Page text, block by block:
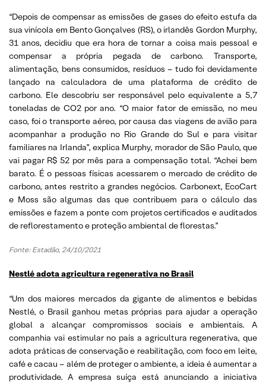
“Depois de compensar as emissões de gases do efeito estufa da
sua vinícola em Bento Gonçalves (RS), o irlandês Gordon Murphy,
31 anos, decidiu que era hora de tornar a coisa mais pessoal e
compensar a própria pegada de carbono. Transporte,
alimentação, bens consumidos, resíduos – tudo foi devidamente
lançado na calculadora de uma plataforma de crédito de
carbono. Ele descobriu ser responsável pelo equivalente a 5,7
toneladas de CO2 por ano. “O maior fator de emissão, no meu
caso, foi o transporte aéreo, por causa das viagens de avião para
acompanhar a produção no Rio Grande do Sul e para visitar
familiares na Irlanda”, explica Murphy, morador de São Paulo, que
vai pagar R$ 52 por mês para a compensação total. “Achei bem
barato. É o pessoas físicas acessarem o mercado de crédito de
carbono, antes restrito a grandes negócios. Carbonext, EcoCart
e Moss são algumas das que contribuem para o cálculo das
emissões e fazem a ponte com projetos certificados e auditados
de reflorestamento e proteção ambiental de florestas.”
Fonte: Estadão, 24/10/2021
Nestlé adota agricultura regenerativa no Brasil
“Um dos maiores mercados da gigante de alimentos e bebidas
Nestlé, o Brasil ganhou metas próprias para ajudar a operação
global a alcançar compromissos sociais e ambientais. A
companhia vai estimular no país a agricultura regenerativa, que
adota práticas de conservação e reabilitação, com foco em leite,
café e cacau – além de proteger o ambiente, a ideia é aumentar a
produtividade. A empresa suíça está anunciando a iniciativa